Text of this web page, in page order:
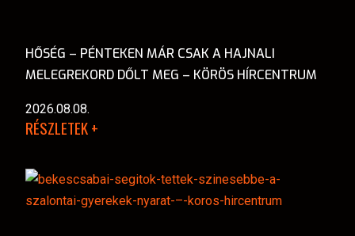
HŐSÉG – PÉNTEKEN MÁR CSAK A HAJNALI
MELEGREKORD DŐLT MEG – KÖRÖS HÍRCENTRUM
2026.08.08.
RÉSZLETEK +